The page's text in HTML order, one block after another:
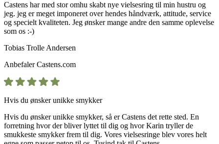
Castens har med stor omhu skabt nye vielsesring til min hustru og
jeg. jeg er meget imponeret over hendes håndværk, attitude, service
og specielt kvaliteten. Jeg ønsker mange andre den samme oplevelse
som os :-)
Tobias Trolle Andersen
AnbefalerCastens.com
Hvis du ønsker unikke smykker
Hvis du ønsker unikke smykker, så er Castens det rette sted. En
forretning hvor der bliver lyttet til dig og hvor Karin tryller de
smukkeste smykker frem til dig. Vores vielsesringe blev vores helt